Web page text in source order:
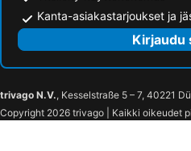
AMINA APARTMENTS
Capolavoro Suites
Hotel Varres
Kanta-asiakastarjoukset ja
Kirjaudu
trivago N.V., Kesselstraße 5 – 7, 40221
Copyright 2026 trivago | Kaikki oikeudet